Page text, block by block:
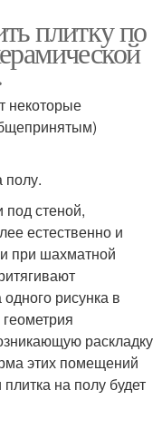
плитку по
некоторые
полу.
под стеной,
естественно и
при шахматной
рисунка в
раскладку
этих помещений
на полу будет